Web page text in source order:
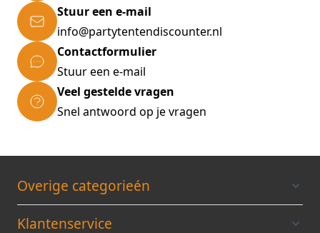
Stuur een e-mail
info@partytentendiscounter.nl
Contactformulier
Stuur een e-mail
Veel gestelde vragen
Snel antwoord op je vragen
Overige categorieén
Klantenservice